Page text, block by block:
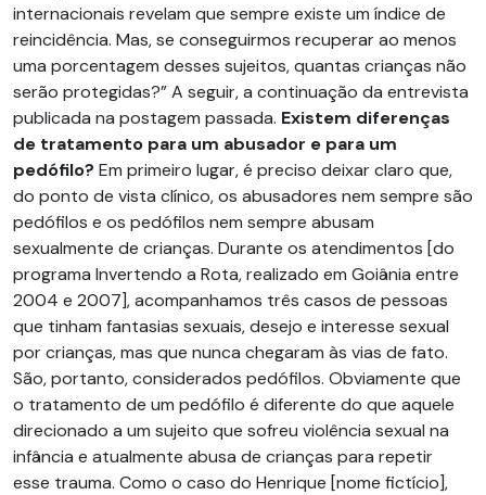
internacionais revelam que sempre existe um índice de
reincidência. Mas, se conseguirmos recuperar ao menos
uma porcentagem desses sujeitos, quantas crianças não
serão protegidas?” A seguir, a continuação da entrevista
publicada na postagem passada. Existem diferenças
de tratamento para um abusador e para um
pedófilo? Em primeiro lugar, é preciso deixar claro que,
do ponto de vista clínico, os abusadores nem sempre são
pedófilos e os pedófilos nem sempre abusam
sexualmente de crianças. Durante os atendimentos [do
programa Invertendo a Rota, realizado em Goiânia entre
2004 e 2007], acompanhamos três casos de pessoas
que tinham fantasias sexuais, desejo e interesse sexual
por crianças, mas que nunca chegaram às vias de fato.
São, portanto, considerados pedófilos. Obviamente que
o tratamento de um pedófilo é diferente do que aquele
direcionado a um sujeito que sofreu violência sexual na
infância e atualmente abusa de crianças para repetir
esse trauma. Como o caso do Henrique [nome fictício],